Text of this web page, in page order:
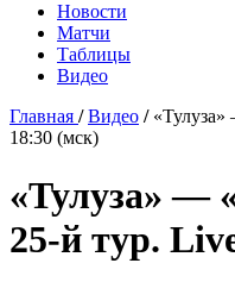
Новости
Матчи
Таблицы
Видео
Главная / Видео /
18:30 (мск)
«Тулуза» —
25-й тур.